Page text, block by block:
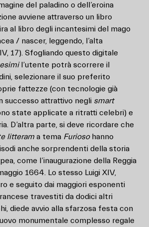
del paladino o dell’eroina
avviene attraverso un libro
al libro degli incantesimi del mago
/ nascer, leggendo, l’alta
17). Sfogliando questo digitale
l’utente potrà scorrere il
selezionare il suo preferito
fattezze (con tecnologie già
successo attrattivo negli smart
state applicate a ritratti celebri) e
D’altra parte, si deve ricordare che
litteram a tema Furiosohanno
anche sorprendenti della storia
come l’inaugurazione della Reggia
1664. Lo stesso Luigi XIV,
e seguito dai maggiori esponenti
travestiti da dodici altri
diede avvio alla sfarzosa festa con
monumentale complesso regale